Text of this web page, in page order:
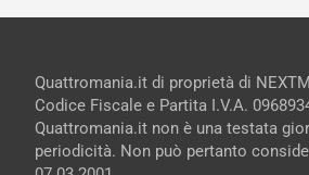
Quattromania.it di proprietà di
Codice Fiscale e Partita I.V.A.
Quattromania.it non è una testata
periodicità. Non può pertanto